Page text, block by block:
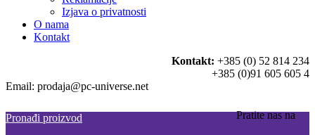
Izjava o privatnosti
O nama
Kontakt
Kontakt: +385 (0) 52 814 234
+385 (0)91 605 605 4
Email: prodaja@pc-universe.net
Pratite nas na
Pronađi proizvod